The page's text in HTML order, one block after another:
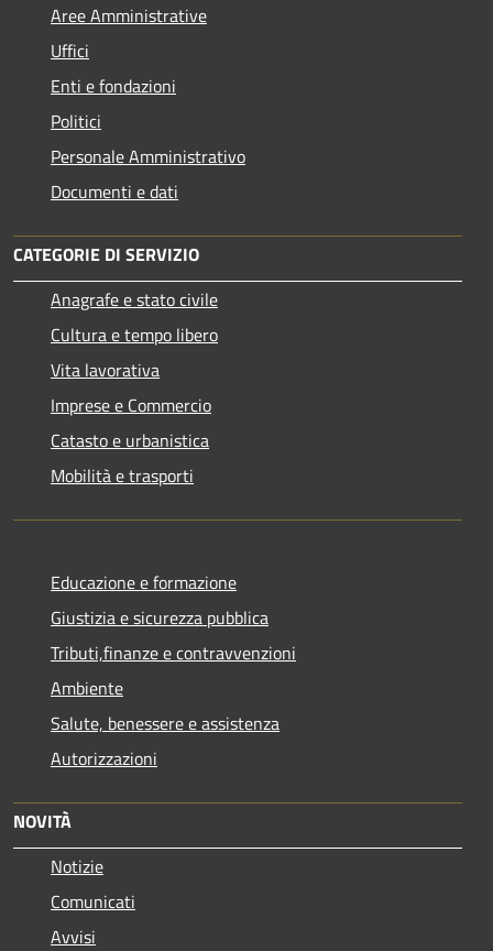
Aree Amministrative
Uffici
Enti e fondazioni
Politici
Personale Amministrativo
Documenti e dati
CATEGORIE DI SERVIZIO
Anagrafe e stato civile
Cultura e tempo libero
Vita lavorativa
Imprese e Commercio
Catasto e urbanistica
Mobilità e trasporti
Educazione e formazione
Giustizia e sicurezza pubblica
Tributi,finanze e contravvenzioni
Ambiente
Salute, benessere e assistenza
Autorizzazioni
NOVITÀ
Notizie
Comunicati
Avvisi